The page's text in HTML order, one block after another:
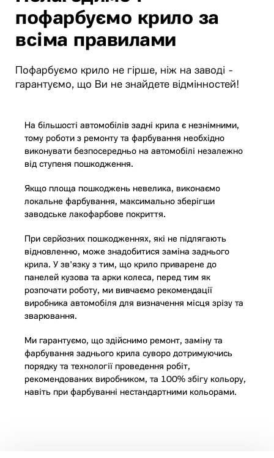
пофарбуємо крило за
всіма правилами
Пофарбуємо крило не гірше, ніж на заводі -
гарантуємо, що Ви не знайдете відмінностей!
На більшості автомобілів задні крила є незнімними,
тому роботи з ремонту та фарбування необхідно
виконувати безпосередньо на автомобілі незалежно
від ступеня пошкодження.
Якщо площа пошкоджень невелика, виконаємо
локальне фарбування, максимально зберігши
заводське лакофарбове покриття.
При серйозних пошкодженнях, які не підлягають
відновленню, може знадобитися заміна заднього
крила. У зв'язку з тим, що крило приварене до
панелей кузова та арки колеса, перед тим як
розпочати роботу, ми вивчаємо рекомендації
виробника автомобіля для визначення місця зрізу та
зварювання.
Ми гарантуємо, що здійснимо ремонт, заміну та
фарбування заднього крила суворо дотримуючись
порядку та технології проведення робіт,
рекомендованих виробником, та 100% збігу кольору,
навіть при фарбуванні нестандартними кольорами.